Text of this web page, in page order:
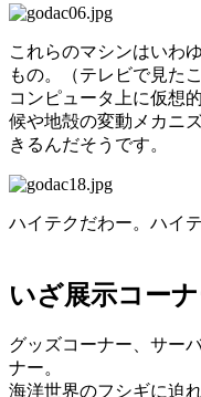
これらのマシンはいわ
もの。（テレビで見た
コンピュータ上に仮想
候や地殻の変動メカニ
きるんだそうです。
ハイテクだわー。ハイ
いざ展示コー
グッズコーナー、サー
ナー。
海洋世界のフシギに迫れ